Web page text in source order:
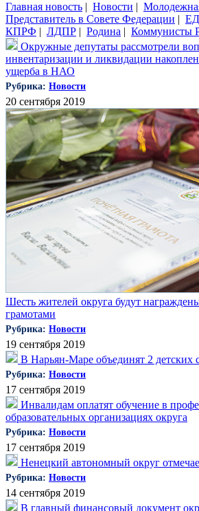
Главная новость | Новости |
Представитель в Совете Федерации |
КПРФ | ЛДПР | Родина | Коммунисты
Окружные депутаты рассмотрели
инвентаризации и ликвидации
ущерба в НАО
Рубрика: Новости
20 сентября 2019
Шесть жителей округа будут
грамотами
Рубрика: Новости
19 сентября 2019
В Нарьян-Маре объединят 2 детских
Рубрика: Новости
17 сентября 2019
Инвалидам оплатят обучение в
образовательных организациях округа
Рубрика: Новости
17 сентября 2019
Ненецкий автономный округ
Рубрика: Новости
14 сентября 2019
В главный финансовый документ